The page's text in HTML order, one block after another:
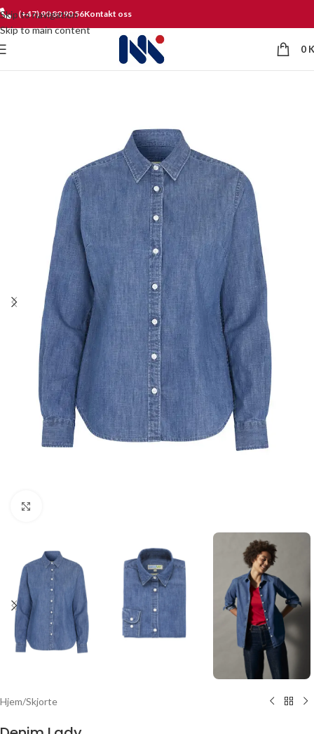
Skip to navigation
Skip to main content
(+47) 90 80 90 56Kontakt oss
0
Hjem/Skjorte